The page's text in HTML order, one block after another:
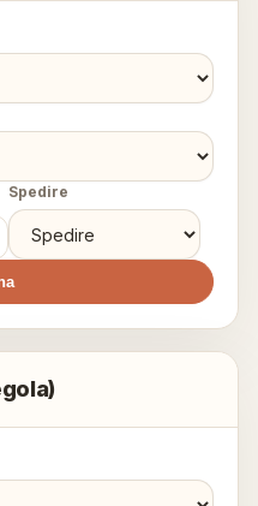
Spedire